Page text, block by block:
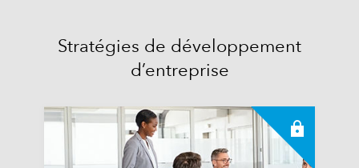
Stratégies de développement
d’entreprise